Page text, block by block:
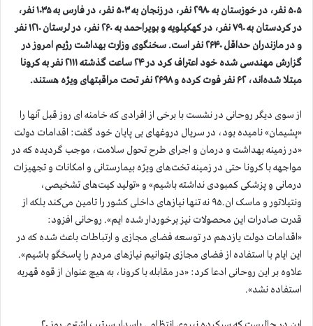
۵۰۵ نفر، در خوزستان به ۲۹۸۰ نفر، در زنجان به ۵۰۳ نفر، در فارس به ۱۰۳۵ نفر،
در کردستان به ۷۹۰ نفر، در کهکیلویه و بویراحمد به ۲۶۰ نفر، در لرستان ۱۲۱۰ نفر
و در مازندران حداقل ۲۶۴۰ نفر است. سخنگوی وزارت بهداشت رژیم امروز در
گزارش مهندسی شده خود اعتراف کرد در ۲۴ ساعت گذشته ۲۱۱۱ نفر به کرونا
مبتلا شده‌اند، ۶۲ نفر فوت کرده و ۲۶۹۸ نفر تحت مراقبتهای ویژه هستند.
از سوی دیگر روحانی در نشست با برخی از افرادی که خامنه ای روز قبل آنها را
«پشیمان» نامیده بود، در سریال دروغهای بی پایان خود گفت: اقدامات دولت
«در زمینه بهداشت و درمان و اجرای طرح تحول سلامت، موجب گردیده که در
مواجهه با کرونا حتی در زمینه تخت‌های ویژه بیمارستانی و امکانات و تجهیزات
درمانی و پزشکی کمبودی نداشته باشیم» و «تولید کیت‌های تشخیصی،
ونتیلاتور و ماسک ان.۹۵ نه تنها نیازهای داخلی کشور را تامین می‌کند بلکه از
قدرت صادرات این محصولات نیز برخوردار شده ایم». روحانی افزود:
«اقدامات دولت یازدهم در توسعه فضای مجازی و ارتباطات باعث شده که در
این ایام با استفاده از فضای مجازی بتوانیم نیازهای مردم را پاسخگو باشیم».
علاوه بر این روحانی ادعا کرد: «در مقابله با کرونا، به هیچ عنوان از قوه قهریه
استفاده نشد».